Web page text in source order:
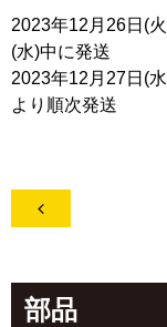
2023年12月26日(
(水)中に発送
2023年12月27日(
より順次発送

部品